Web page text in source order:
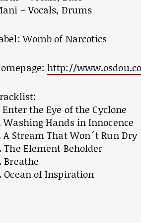
– Vocals, Drums
Womb of Narcotics
http://
Enter the Eye of the Cyclone
Washing Hands in Innocence
A Stream That Won´t Run Dry
The Element Beholder
Breathe
Ocean of Inspiration